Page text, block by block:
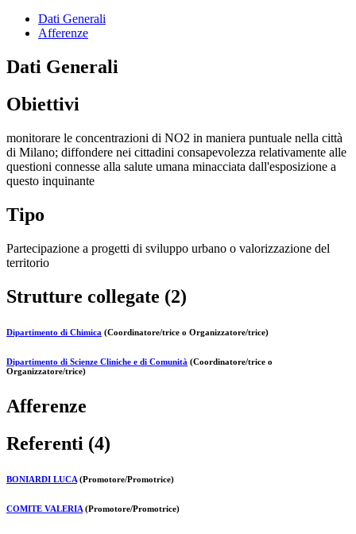
Dati Generali
Afferenze
Dati Generali
Obiettivi
monitorare le concentrazioni di NO2 in maniera puntuale nella città
di Milano; diffondere nei cittadini consapevolezza relativamente alle
questioni connesse alla salute umana minacciata dall'esposizione a
questo inquinante
Tipo
Partecipazione a progetti di sviluppo urbano o valorizzazione del
territorio
Strutture collegate (2)
Dipartimento di Chimica (Coordinatore/trice o Organizzatore/trice)
Dipartimento di Scienze Cliniche e di Comunità (Coordinatore/trice o
Organizzatore/trice)
Afferenze
Referenti (4)
BONIARDI LUCA (Promotore/Promotrice)
COMITE VALERIA (Promotore/Promotrice)